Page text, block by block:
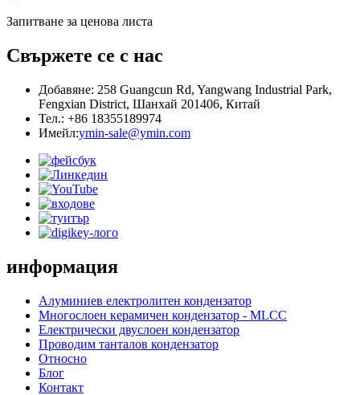
Запитване за ценова листа
Свържете се с нас
Добавяне: 258 Guangcun Rd, Yangwang Industrial Park,
Fengxian District, Шанхай 201406, Китай
Тел.: +86 18355189974
Имейл:ymin-sale@ymin.com
информация
Алуминиев електролитен кондензатор
Многослоен керамичен кондензатор - MLCC
Електрически двуслоен кондензатор
Проводим танталов кондензатор
Относно
Блог
Контакт